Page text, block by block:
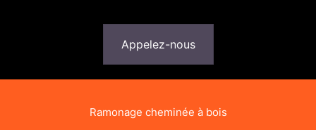
Appelez-nous
Ramonage cheminée à bois